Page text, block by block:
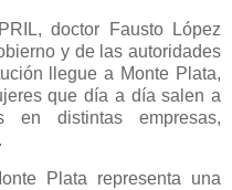
doctor Fausto López
y de las autoridades
llegue a Monte Plata,
que día a día salen a
en distintas empresas,
Plata representa una